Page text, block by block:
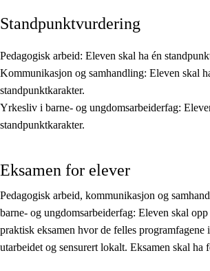
Fagenes relevans og sentrale verdier
Kjerneelementer
Grunnleggende ferdigheter
Standpunktvurdering
Pedagogisk arbeid: Eleven skal ha én
Kommunikasjon og samhandling: Eleven skal
standpunktkarakter.
Yrkesliv i barne- og ungdomsarbeiderfag:
standpunktkarakter.
Eksamen for elever
Pedagogisk arbeid, kommunikasjon og
barne- og ungdomsarbeiderfag: Eleven skal
praktisk eksamen hvor de felles programfagene
utarbeidet og sensurert lokalt. Eksamen skal ha